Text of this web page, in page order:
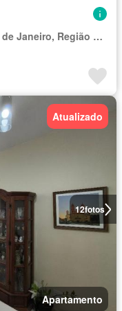
Região Geográfica Imediata do Rio de Janeiro, Região Metropolitana do Rio de Janeiro
12fotos
Atualizado
Apartamento